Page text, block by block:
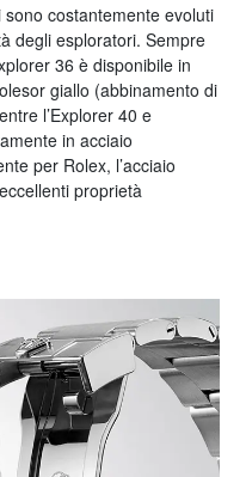
costantemente evoluti
degli esploratori. Sempre
36 è disponibile in
giallo (abbinamento di
l’Explorer 40 e
in acciaio
per Rolex, l’acciaio
proprietà